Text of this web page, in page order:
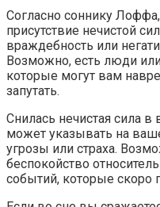
Согласно соннику
присутствие нечистой
враждебность или
Возможно, есть люди
которые могут вам
запутать.
Снилась нечистая сила
может указывать на
угрозы или страха.
беспокойство
событий, которые скоро